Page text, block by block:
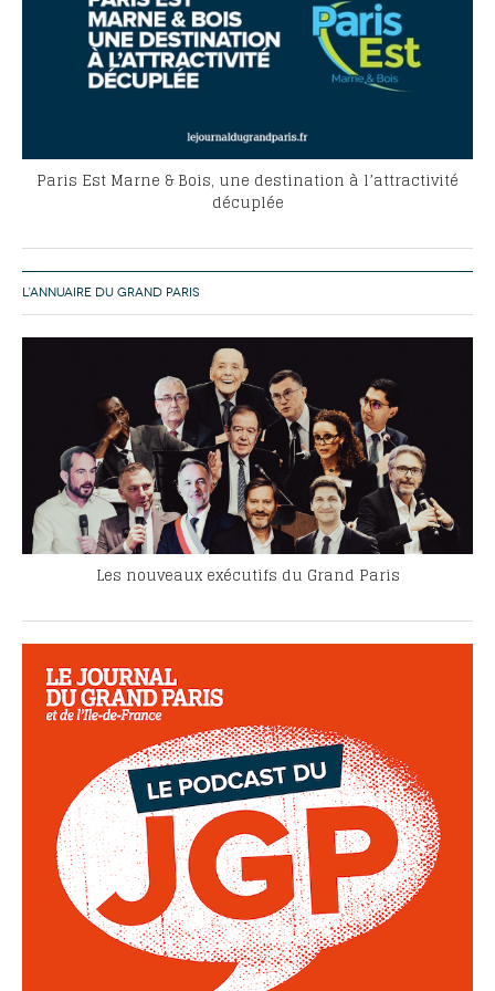
Paris Est Marne & Bois, une destination à l’attractivité
décuplée
L’ANNUAIRE DU GRAND PARIS
Les nouveaux exécutifs du Grand Paris